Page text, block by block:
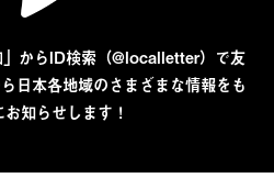
からID検索（@localletter）で友
日本各地域のさまざまな情報をも
知らせします！